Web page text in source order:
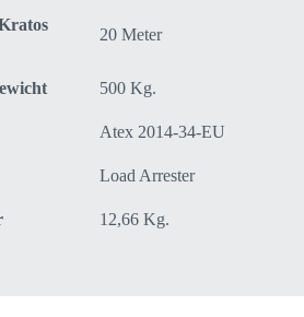
20 Meter
500 Kg.
Atex 2014-34-EU
Load Arrester
12,66 Kg.